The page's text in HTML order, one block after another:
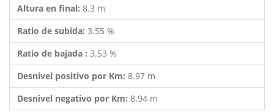
Altura en final: 8.3 m
Ratio de subida: 3.55 %
Ratio de bajada : 3.53 %
Desnivel positivo por Km: 8.97 m
Desnivel negativo por Km: 8.94 m